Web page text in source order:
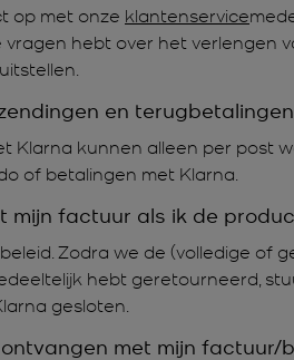
op met onze klantenservice
vragen hebt over het verlengen
en
Klarna kunnen alleen per post
of betalingen met Klarna.
mijn factuur als ik de
Zodra we de (volledige of
hebt geretourneerd,
gesloten.
met mijn factuur/